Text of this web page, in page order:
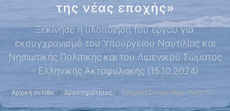
της νέας εποχής»
Ξεκίνησε η υλοποίηση του έργου για
εκσυγχρονισμό του Υπουργείου Ναυτιλίας και
Νησιωτικής Πολιτικής και του Λιμενικού Σώματος
- Ελληνικής Ακτοφυλακής (15.10.2024)
Αρχική σελίδα Δραστηριότητες Χρήστος Στυλιανίδης: «Αυτό το …